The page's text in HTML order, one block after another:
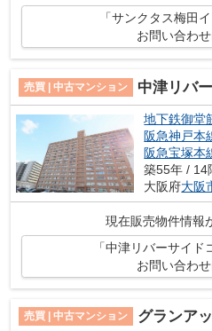
「サンクタス梅田
お問い合わ
売買 | 中古マンション 中津リバ
地下鉄御堂
阪急神戸本
阪急宝塚本
築55年 / 14
大阪府大阪
現在販売物件情報
「中津リバーサイ
お問い合わ
売買 | 中古マンション グランア